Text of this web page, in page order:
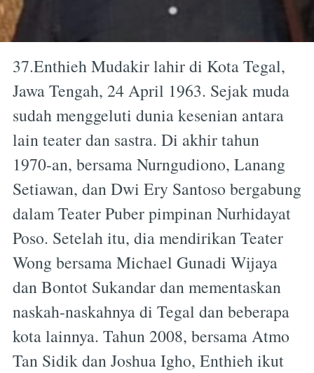
37.Enthieh Mudakir lahir di Kota Tegal,
Jawa Tengah, 24 April 1963. Sejak muda
sudah menggeluti dunia kesenian antara
lain teater dan sastra. Di akhir tahun
1970-an, bersama Nurngudiono, Lanang
Setiawan, dan Dwi Ery Santoso bergabung
dalam Teater Puber pimpinan Nurhidayat
Poso. Setelah itu, dia mendirikan Teater
Wong bersama Michael Gunadi Wijaya
dan Bontot Sukandar dan mementaskan
naskah-naskahnya di Tegal dan beberapa
kota lainnya. Tahun 2008, bersama Atmo
Tan Sidik dan Joshua Igho, Enthieh ikut